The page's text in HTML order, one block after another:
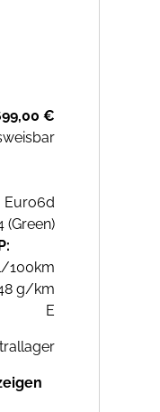
€
Euro6d
(Green)
100km
g/km
E